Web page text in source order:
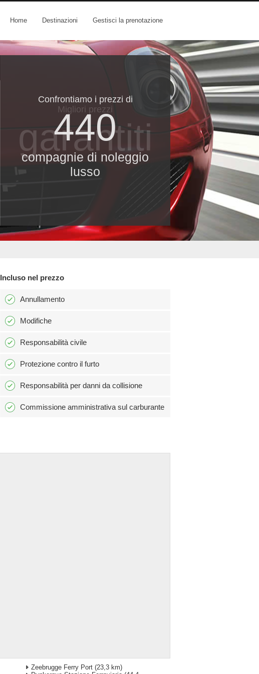
Home Destinazioni Gestisci la prenotazione
Confrontiamo i prezzi di
440
compagnie di noleggio
lusso
Migliori prezzi
garantiti
Incluso nel prezzo
Annullamento
Modifiche
Responsabilità civile
Protezione contro il furto
Responsabilità per danni da collisione
Commissione amministrativa sul carburante
Zeebrugge Ferry Port (23,3 km)